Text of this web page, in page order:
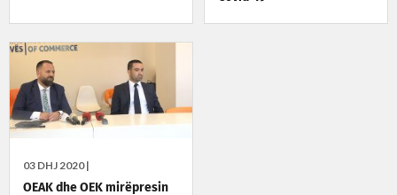
03 DHJ 2020 |
OEAK dhe OEK mirëpresin